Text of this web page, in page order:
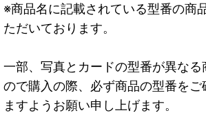
※商品名に記載されている型番の商
ただいております。
一部、写真とカードの型番が異な
ので購入の際、必ず商品の型番をご
ますようお願い申し上げます。